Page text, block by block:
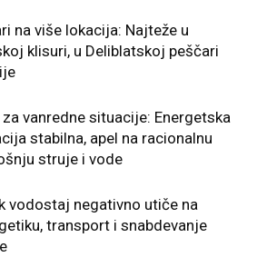
na više lokacija: Najteže u
klisuri, u Deliblatskoj peščari
vanredne situacije: Energetska
stabilna, apel na racionalnu
struje i vode
vodostaj negativno utiče na
transport i snabdevanje